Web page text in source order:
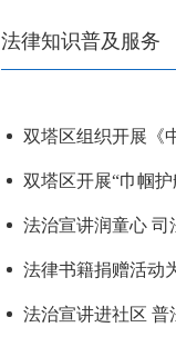
法律知识普及服务
双塔区组织开展《
双塔区开展“巾帼
法治宣讲润童心 司
法律书籍捐赠活动
法治宣讲进社区 普